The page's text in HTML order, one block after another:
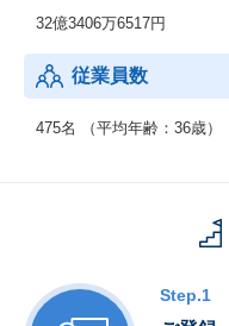
32億3406万6517円
従業員数
475名 （平均年齢：36歳）
Step.1